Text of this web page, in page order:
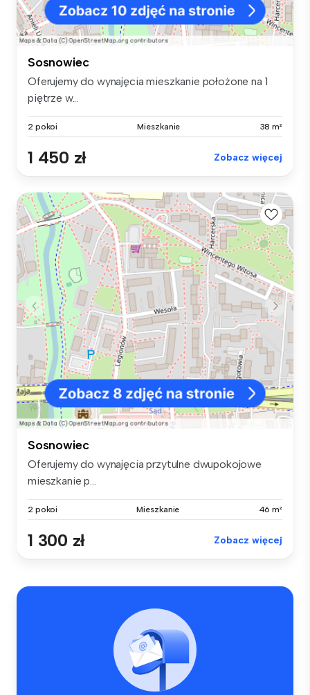
Sosnowiec
Oferujemy do wynajęcia mieszkanie położone na 1
piętrze w...
2 pokoi Mieszkanie 38 m²
1 450 zł Zobacz więcej
Sosnowiec
Oferujemy do wynajęcia przytulne dwupokojowe
mieszkanie p...
2 pokoi Mieszkanie 46 m²
1 300 zł Zobacz więcej